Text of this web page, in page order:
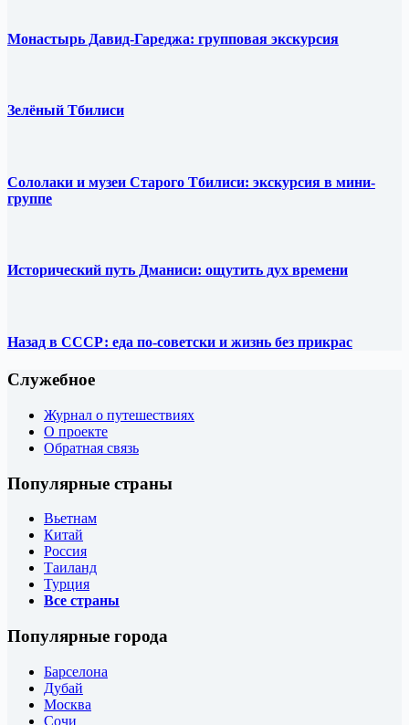
Монастырь Давид-Гареджа: групповая экскурсия
Зелёный Тбилиси
Сололаки и музеи Старого Тбилиси: экскурсия в мини-
группе
Исторический путь Дманиси: ощутить дух времени
Назад в СССР: еда по-советски и жизнь без прикрас
Служебное
Журнал о путешествиях
О проекте
Обратная связь
Популярные страны
Вьетнам
Китай
Россия
Таиланд
Турция
Все страны
Популярные города
Барселона
Дубай
Москва
Сочи